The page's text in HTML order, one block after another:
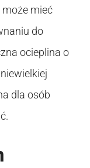
może mieć
do
ocieplina o
dla osób